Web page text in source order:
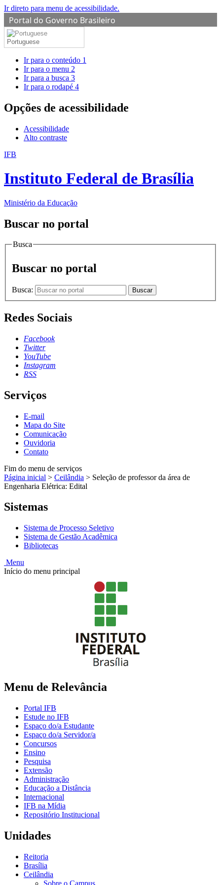
Ir direto para menu de acessibilidade.
Portal do Governo Brasileiro
Portuguese
Ir para o conteúdo 1
Ir para o menu 2
Ir para a busca 3
Ir para o rodapé 4
Opções de acessibilidade
Acessibilidade
Alto contraste
IFB
Instituto Federal de Brasília
Ministério da Educação
Buscar no portal
Busca
Buscar no portal
Busca: Buscar
Redes Sociais
Facebook
Twitter
YouTube
Instagram
RSS
Serviços
E-mail
Mapa do Site
Comunicação
Ouvidoria
Contato
Fim do menu de serviços
Página inicial > Ceilândia > Seleção de professor da área de
Engenharia Elétrica: Edital
Sistemas
Sistema de Processo Seletivo
Sistema de Gestão Acadêmica
Bibliotecas
Menu
Início do menu principal
Menu de Relevância
Portal IFB
Estude no IFB
Espaço do/a Estudante
Espaço do/a Servidor/a
Concursos
Ensino
Pesquisa
Extensão
Administração
Educação a Distância
Internacional
IFB na Mídia
Repositório Institucional
Unidades
Reitoria
Brasília
Ceilândia
Sobre o Campus